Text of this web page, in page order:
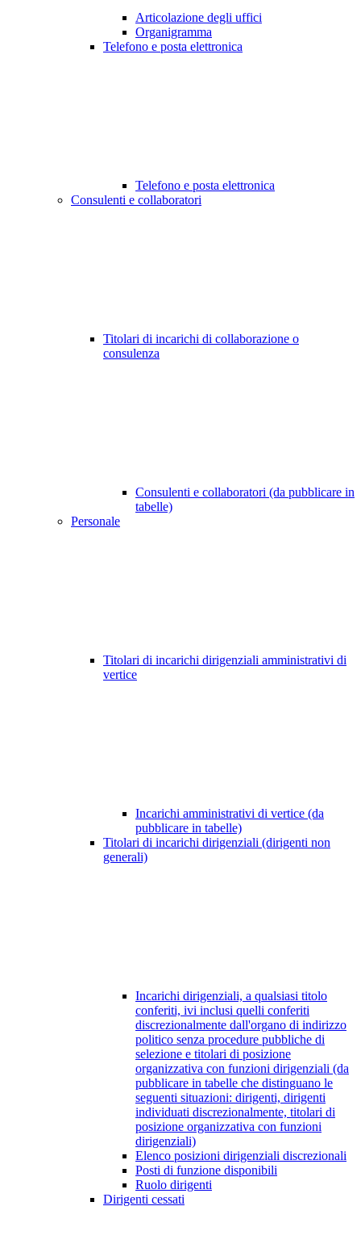
Articolazione degli uffici
Organigramma
Telefono e posta elettronica
Telefono e posta elettronica
Consulenti e collaboratori
Titolari di incarichi di collaborazione o
consulenza
Consulenti e collaboratori (da pubblicare in
tabelle)
Personale
Titolari di incarichi dirigenziali amministrativi di
vertice
Incarichi amministrativi di vertice (da
pubblicare in tabelle)
Titolari di incarichi dirigenziali (dirigenti non
generali)
Incarichi dirigenziali, a qualsiasi titolo
conferiti, ivi inclusi quelli conferiti
discrezionalmente dall'organo di indirizzo
politico senza procedure pubbliche di
selezione e titolari di posizione
organizzativa con funzioni dirigenziali (da
pubblicare in tabelle che distinguano le
seguenti situazioni: dirigenti, dirigenti
individuati discrezionalmente, titolari di
posizione organizzativa con funzioni
dirigenziali)
Elenco posizioni dirigenziali discrezionali
Posti di funzione disponibili
Ruolo dirigenti
Dirigenti cessati